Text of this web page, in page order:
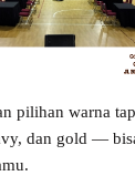
pilihan warna
dan gold —